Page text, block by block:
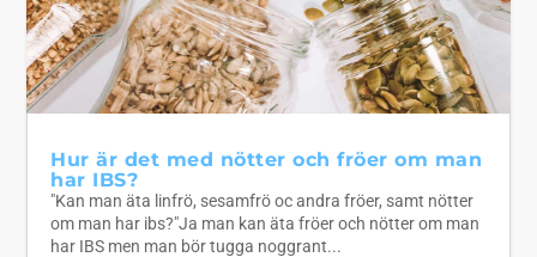
Hur är det med nötter och fröer om man
har IBS?
"Kan man äta linfrö, sesamfrö oc andra fröer, samt nötter
om man har ibs?"Ja man kan äta fröer och nötter om man
har IBS men man bör tugga noggrant...